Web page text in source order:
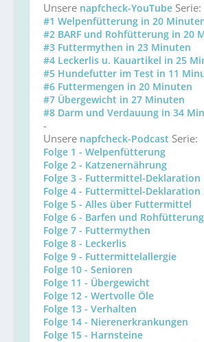
Unsere napfcheck-YouTubeSerie:
#1 Welpenfütterung in 20
#2 BARF und Rohfütterung in 20
#3 Futtermythen in 23 Minuten
#4 Leckerlis u. Kauartikel in 25
#5 Hundefutter im Test in 11
#6 Futtermengen in 20 Minuten
#7 Übergewicht in 27 Minuten
#8 Darm und Verdauung in 34
-
Unsere napfcheck-Podcast Serie:
Folge 1 - Welpenfütterung
Folge 2 - Katzenernährung
Folge 3 - Futtermittel-Deklaration
Folge 4 - Futtermittel-Deklaration
Folge 5 - Alles über Futtermittel
Folge 6 - Barfen und Rohfütterung
Folge 7 - Futtermythen
Folge 8 - Leckerlis
Folge 9 - Futtermittelallergie
Folge 10 - Senioren
Folge 11 - Übergewicht
Folge 12 - Wertvolle Öle
Folge 13 - Verhalten
Folge 14 - Nierenerkrankungen
Folge 15 - Harnsteine